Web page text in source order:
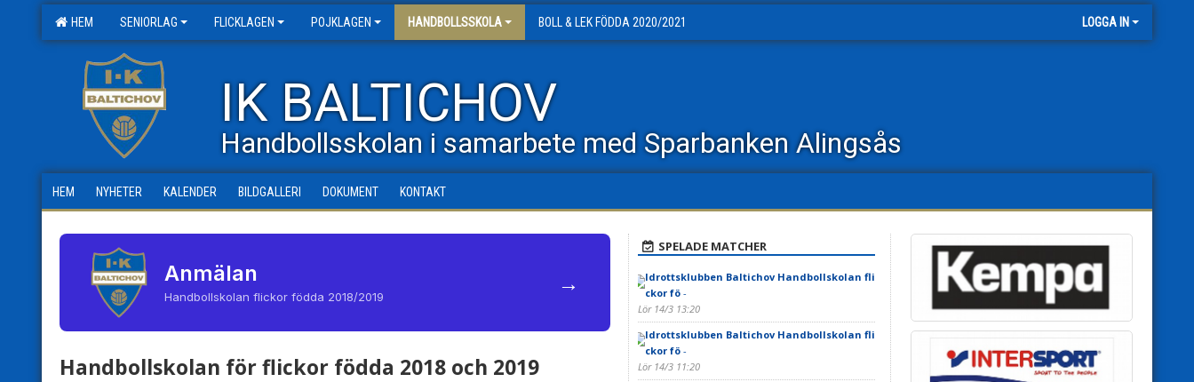
HEM SENIORLAG FLICKLAGEN POJKLAGEN HANDBOLLSSKOLA BOLL & LEK FÖDDA 2020/2021 LOGGA IN
IK BALTICHOV
Handbollsskolan i samarbete med Sparbanken Alingsås
HEM NYHETER KALENDER BILDGALLERI DOKUMENT KONTAKT
Anmälan
Handbollskolan flickor födda 2018/2019 →
Handbollskolan för flickor födda 2018 och 2019
SPELADE MATCHER
Idrottsklubben Baltichov Handbollskolan fli
ckor fö-
Lör 14/3 13:20
Idrottsklubben Baltichov Handbollskolan fli
ckor fö-
Lör 14/3 11:20